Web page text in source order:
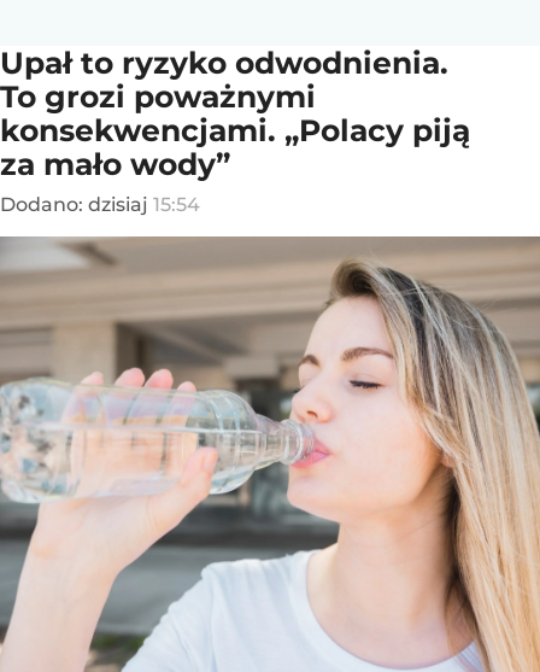
Upał to ryzyko odwodnienia.
To grozi poważnymi
konsekwencjami. „Polacy piją
za mało wody”
Dodano: dzisiaj 15:54